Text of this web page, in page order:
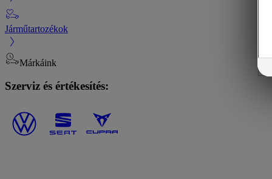
Járműtartozékok
Márkáink
Szerviz és értékesítés: